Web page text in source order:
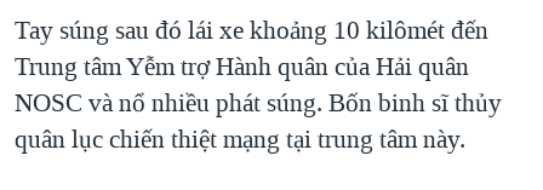
Tay súng sau đó lái xe khoảng 10 kilômét đến
Trung tâm Yễm trợ Hành quân của Hải quân
NOSC và nổ nhiều phát súng. Bốn binh sĩ thủy
quân lục chiến thiệt mạng tại trung tâm này.